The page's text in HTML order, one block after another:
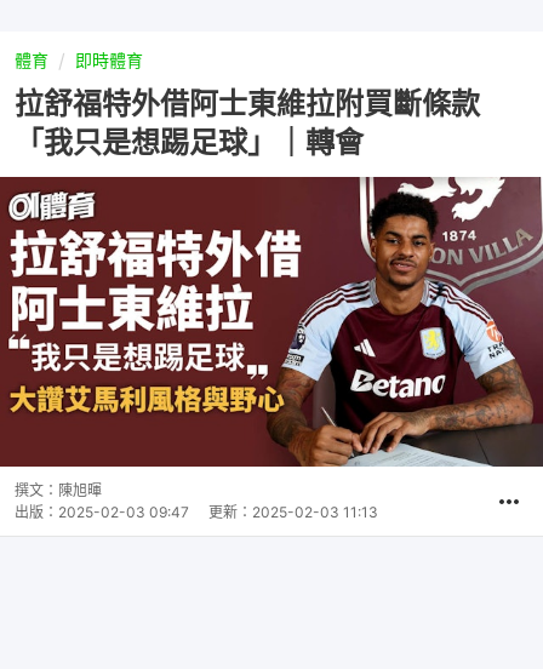
體育 即時體育
拉舒福特外借阿士東維拉附買斷條款
「我只是想踢足球」｜轉會
撰文： 陳旭暉
出版： 2025-02-03 09:47 更新： 2025-02-03 11:13